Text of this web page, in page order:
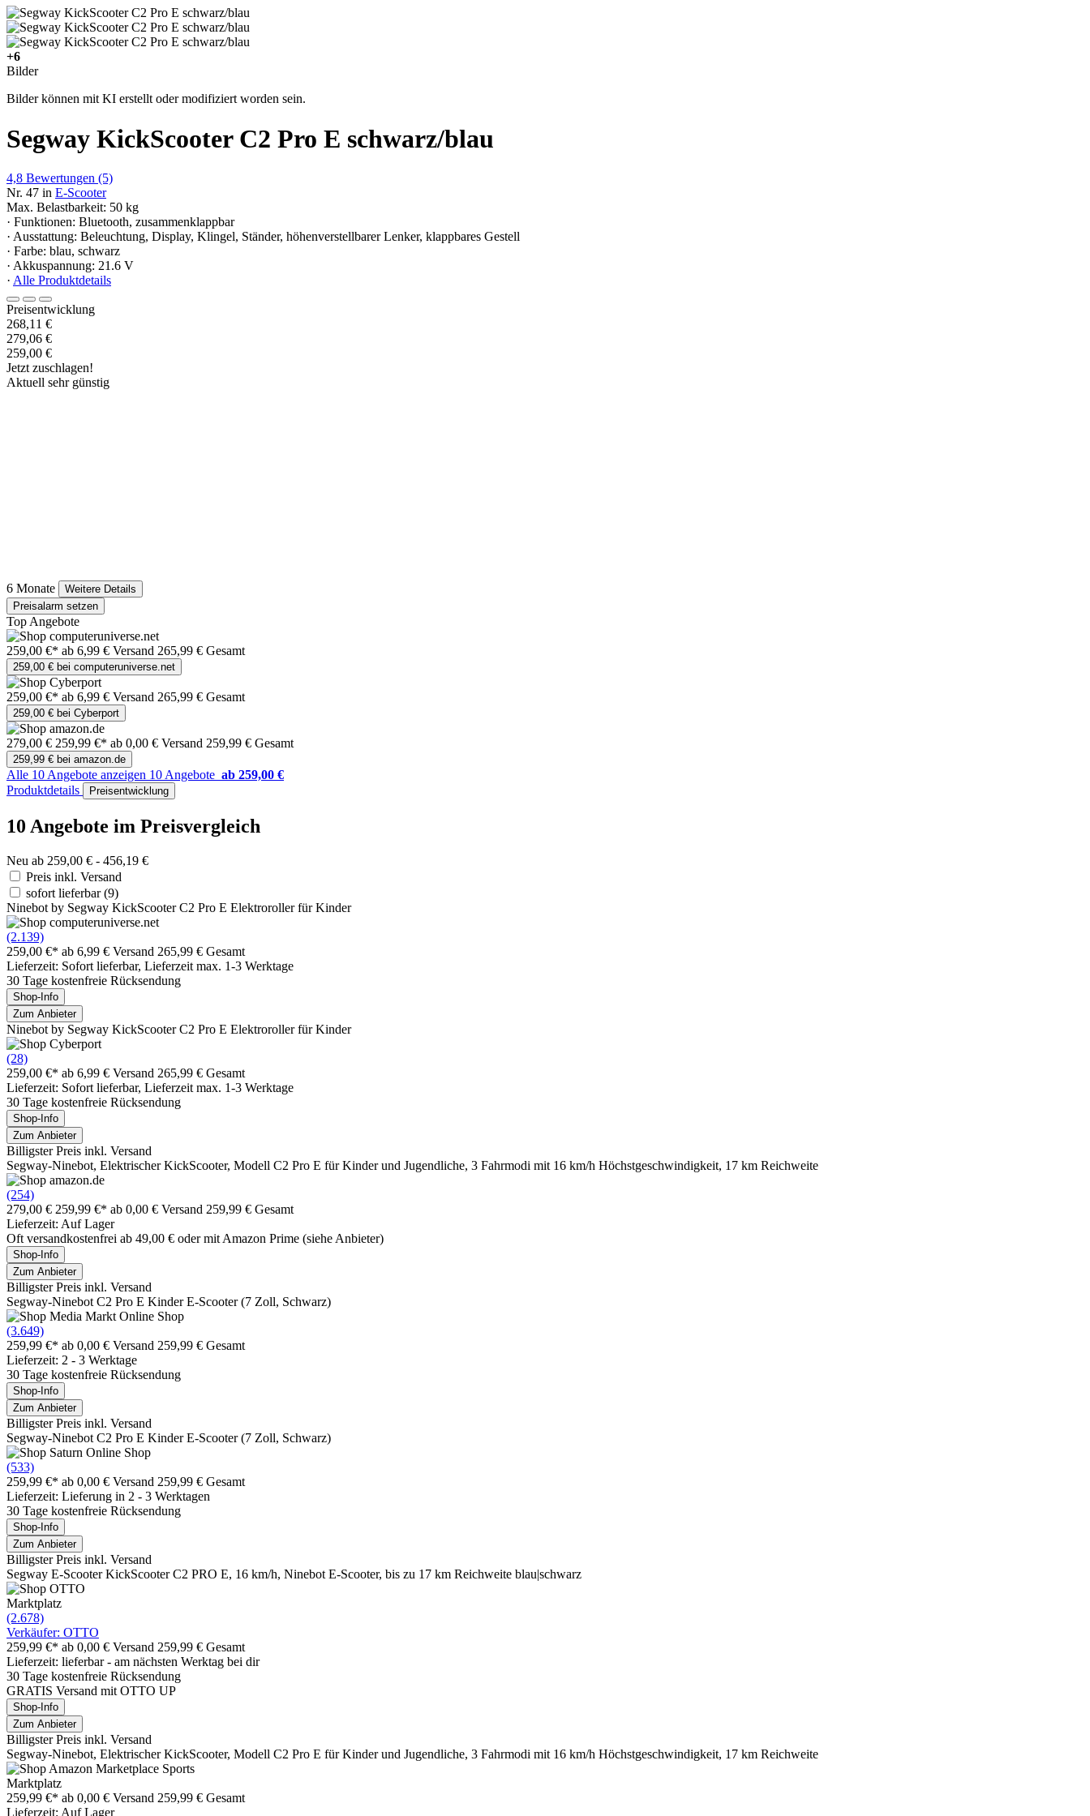
+6
Bilder
Bilder können mit KI erstellt oder modifiziert worden sein.
Segway KickScooter C2 Pro E schwarz/blau
4,8 Bewertungen (5)
Nr. 47 in E-Scooter
Max. Belastbarkeit: 50 kg
· Funktionen: Bluetooth, zusammenklappbar
· Ausstattung: Beleuchtung, Display, Klingel, Ständer, höhenverstellbarer Lenker, klappbares Gestell
· Farbe: blau, schwarz
· Akkuspannung: 21.6 V
· Alle Produktdetails
Preisentwicklung
268,11 €
279,06 €
259,00 €
Jetzt zuschlagen!
Aktuell sehr günstig
6 Monate
Weitere Details
Preisalarm setzen
Top Angebote
259,00 €* ab 6,99 € Versand 265,99 € Gesamt
259,00 € bei computeruniverse.net
259,00 €* ab 6,99 € Versand 265,99 € Gesamt
259,00 € bei Cyberport
279,00 € 259,99 €* ab 0,00 € Versand 259,99 € Gesamt
259,99 € bei amazon.de
Alle 10 Angebote anzeigen 10 Angebote ab 259,00 €
Produktdetails
Preisentwicklung
10 Angebote im Preisvergleich
Neu ab 259,00 € - 456,19 €
Preis inkl. Versand
sofort lieferbar(9)
Ninebot by Segway KickScooter C2 Pro E Elektroroller für Kinder
(2.139)
259,00 €* ab 6,99 € Versand 265,99 € Gesamt
Lieferzeit: Sofort lieferbar, Lieferzeit max. 1-3 Werktage
30 Tage kostenfreie Rücksendung
Shop-Info
Zum Anbieter
Ninebot by Segway KickScooter C2 Pro E Elektroroller für Kinder
(28)
259,00 €* ab 6,99 € Versand 265,99 € Gesamt
Lieferzeit: Sofort lieferbar, Lieferzeit max. 1-3 Werktage
30 Tage kostenfreie Rücksendung
Shop-Info
Zum Anbieter
Billigster Preis inkl. Versand
Segway-Ninebot, Elektrischer KickScooter, Modell C2 Pro E für Kinder und Jugendliche, 3 Fahrmodi mit 16 km/h Höchstgeschwindigkeit, 17 km Reichweite
(254)
279,00 € 259,99 €* ab 0,00 € Versand 259,99 € Gesamt
Lieferzeit: Auf Lager
Oft versandkostenfrei ab 49,00 € oder mit Amazon Prime (siehe Anbieter)
Shop-Info
Zum Anbieter
Billigster Preis inkl. Versand
Segway-Ninebot C2 Pro E Kinder E-Scooter (7 Zoll, Schwarz)
(3.649)
259,99 €* ab 0,00 € Versand 259,99 € Gesamt
Lieferzeit: 2 - 3 Werktage
30 Tage kostenfreie Rücksendung
Shop-Info
Zum Anbieter
Billigster Preis inkl. Versand
Segway-Ninebot C2 Pro E Kinder E-Scooter (7 Zoll, Schwarz)
(533)
259,99 €* ab 0,00 € Versand 259,99 € Gesamt
Lieferzeit: Lieferung in 2 - 3 Werktagen
30 Tage kostenfreie Rücksendung
Shop-Info
Zum Anbieter
Billigster Preis inkl. Versand
Segway E-Scooter KickScooter C2 PRO E, 16 km/h, Ninebot E-Scooter, bis zu 17 km Reichweite blau|schwarz
Marktplatz
(2.678)
Verkäufer: OTTO
259,99 €* ab 0,00 € Versand 259,99 € Gesamt
Lieferzeit: lieferbar - am nächsten Werktag bei dir
30 Tage kostenfreie Rücksendung
GRATIS Versand mit OTTO UP
Shop-Info
Zum Anbieter
Billigster Preis inkl. Versand
Segway-Ninebot, Elektrischer KickScooter, Modell C2 Pro E für Kinder und Jugendliche, 3 Fahrmodi mit 16 km/h Höchstgeschwindigkeit, 17 km Reichweite
Marktplatz
259,99 €* ab 0,00 € Versand 259,99 € Gesamt
Lieferzeit: Auf Lager